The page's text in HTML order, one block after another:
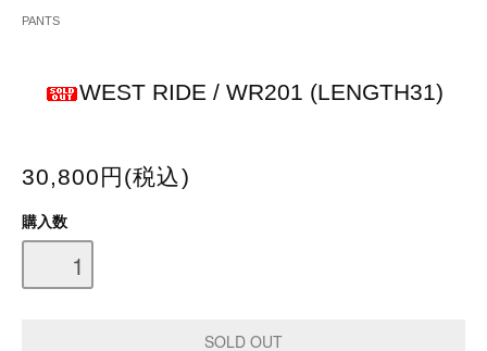
PANTS
WEST RIDE / WR201 (LENGTH31)
30,800円(税込)
購入数